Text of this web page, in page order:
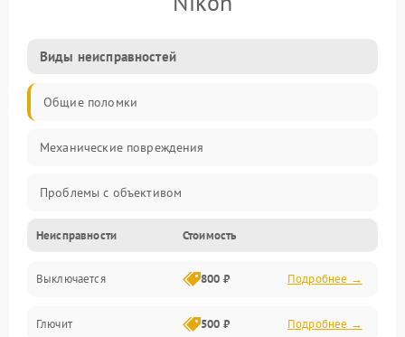
Виды неисправностей
Общие поломки
Механические повреждения
Проблемы с объективом
Электронные ошибки
Механические проблемы
Матрица и оптика
Неисправности Стоимость
Выключается 800 ₽ Подробнее →
Глючит 500 ₽ Подробнее →